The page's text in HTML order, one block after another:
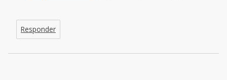
Responder